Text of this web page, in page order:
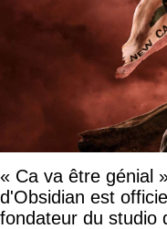
« Ca va être génial
d'Obsidian est
fondateur du studio